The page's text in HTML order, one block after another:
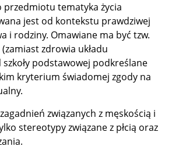
przedmiotu tematyka życia
jest od kontekstu prawdziwej
i rodziny. Omawiane ma być tzw.
zdrowia układu
podstawowej podkreślane
kryterium świadomej zgody na
związanych z męskością i
stereotypy związane z płcią oraz